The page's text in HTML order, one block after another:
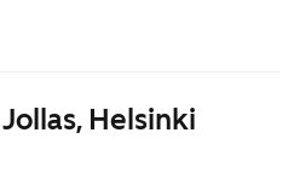
Helsinki